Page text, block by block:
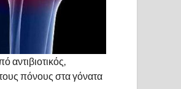
αντιβιοτικός,
πόνους στα γόνατα